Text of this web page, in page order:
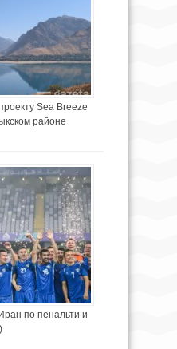
Sea Breeze
районе
по пенальти и